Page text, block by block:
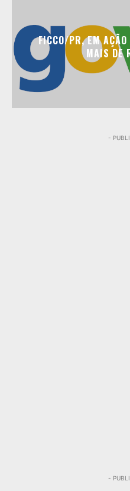
FICCO/PR, EM AÇÃO
MAIS DE
-
-